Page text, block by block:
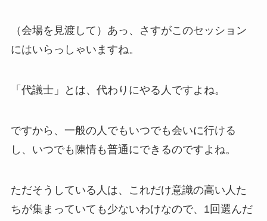
（会場を見渡して）あっ、さすがこのセッション
にはいらっしゃいますね。
「代議士」とは、代わりにやる人ですよね。
ですから、一般の人でもいつでも会いに行ける
し、いつでも陳情も普通にできるのですよね。
ただそうしている人は、これだけ意識の高い人た
ちが集まっていても少ないわけなので、1回選んだ